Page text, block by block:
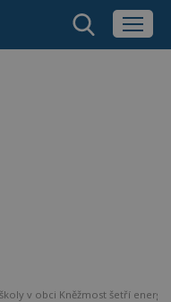
v obci Kněžmost šetří